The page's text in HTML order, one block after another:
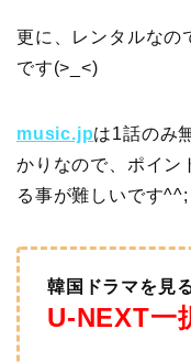
更に、レンタルなの
です(>_<)
music.jpは1話のみ
かりなので、ポイン
る事が難しいです^^;
韓国ドラマを見
U-NEXT一